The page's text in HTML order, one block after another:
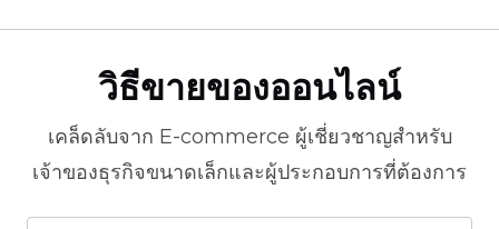
วิธีขายของออนไลน์
เคล็ดลับจาก E-commerce ผู้เชี่ยวชาญสำหรับ
เจ้าของธุรกิจขนาดเล็กและผู้ประกอบการที่ต้องการ